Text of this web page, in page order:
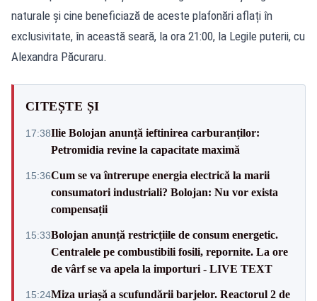
naturale și cine beneficiază de aceste plafonări aflați în
exclusivitate, în această seară, la ora 21:00, la Legile puterii, cu
Alexandra Păcuraru.
CITEȘTE ȘI
17:38Ilie Bolojan anunță ieftinirea carburanților:
Petromidia revine la capacitate maximă
15:36Cum se va întrerupe energia electrică la marii
consumatori industriali? Bolojan: Nu vor exista
compensații
15:33Bolojan anunță restricțiile de consum energetic.
Centralele pe combustibili fosili, repornite. La ore
de vârf se va apela la importuri - LIVE TEXT
15:24Miza uriașă a scufundării barjelor. Reactorul 2 de